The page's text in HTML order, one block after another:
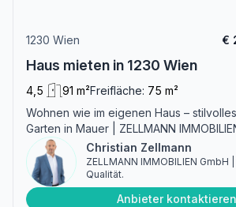
1230 Wien €
Haus mieten in 1230 Wien
4,5 91 m²Freifläche: 75 m²
Wohnen wie im eigenen Haus –
Garten in Mauer | ZELLMANN
Christian Zellmann
ZELLMANN IMMOBILIEN GmbH
Qualität.
Anbieter kontaktieren